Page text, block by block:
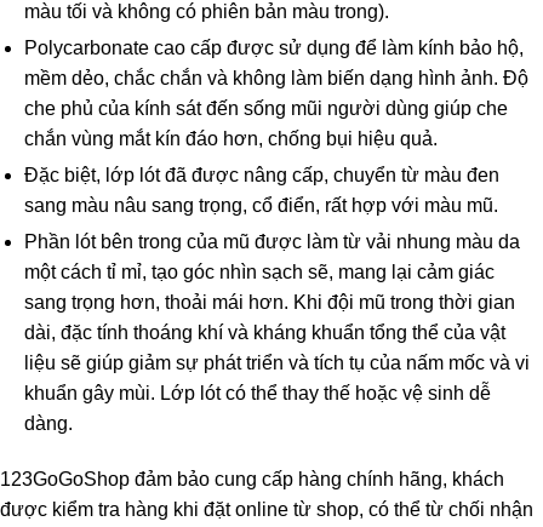
màu tối và không có phiên bản màu trong).
Polycarbonate cao cấp được sử dụng để làm kính bảo hộ,
mềm dẻo, chắc chắn và không làm biến dạng hình ảnh. Độ
che phủ của kính sát đến sống mũi người dùng giúp che
chắn vùng mắt kín đáo hơn, chống bụi hiệu quả.
Đặc biệt, lớp lót đã được nâng cấp, chuyển từ màu đen
sang màu nâu sang trọng, cổ điển, rất hợp với màu mũ.
Phần lót bên trong của mũ được làm từ vải nhung màu da
một cách tỉ mỉ, tạo góc nhìn sạch sẽ, mang lại cảm giác
sang trọng hơn, thoải mái hơn. Khi đội mũ trong thời gian
dài, đặc tính thoáng khí và kháng khuẩn tổng thể của vật
liệu sẽ giúp giảm sự phát triển và tích tụ của nấm mốc và vi
khuẩn gây mùi. Lớp lót có thể thay thế hoặc vệ sinh dễ
dàng.
123GoGoShop đảm bảo cung cấp hàng chính hãng, khách
được kiểm tra hàng khi đặt online từ shop, có thể từ chối nhận